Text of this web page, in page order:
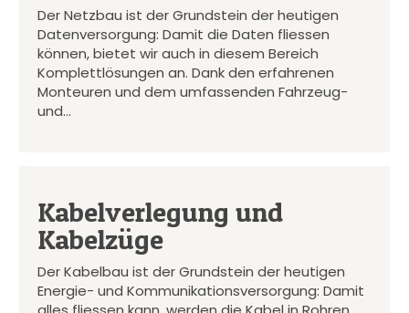
Der Netzbau ist der Grundstein der heutigen
Datenversorgung: Damit die Daten fliessen
können, bietet wir auch in diesem Bereich
Komplettlösungen an. Dank den erfahrenen
Monteuren und dem umfassenden Fahrzeug-
und…
Kabelverlegung und
Kabelzüge
Der Kabelbau ist der Grundstein der heutigen
Energie- und Kommunikationsversorgung: Damit